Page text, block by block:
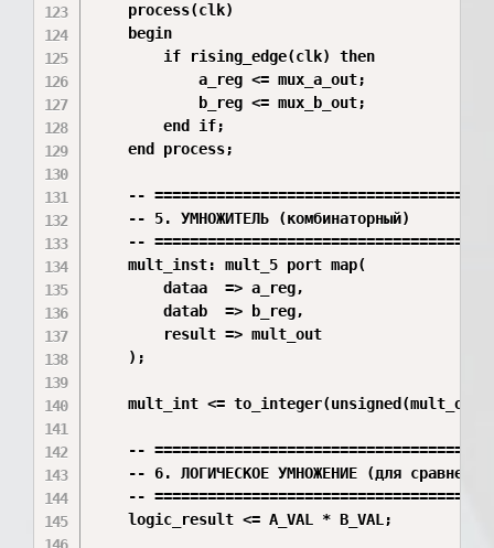
    process(clk)
    begin
        if rising_edge(clk) then
            a_reg <= mux_a_out;
            b_reg <= mux_b_out;
        end if;
    end process;
--
    -- 5. УМНОЖИТЕЛЬ (комбинаторный)
--
    mult_inst: mult_5 port map(
        dataa  => a_reg,
        datab  => b_reg,
        result => mult_out
    );
mult_int <=
--
-- 6. ЛОГИЧЕСКОЕ УМНОЖЕНИЕ (для
--
    logic_result <= A_VAL * B_VAL;